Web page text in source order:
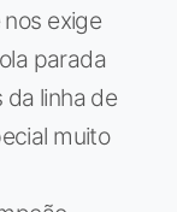
exige
parada
linha de
muito